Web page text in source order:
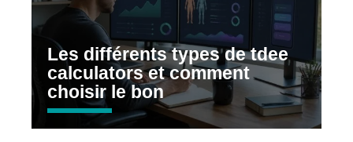
Les différents types de tdee
calculators et comment
choisir le bon